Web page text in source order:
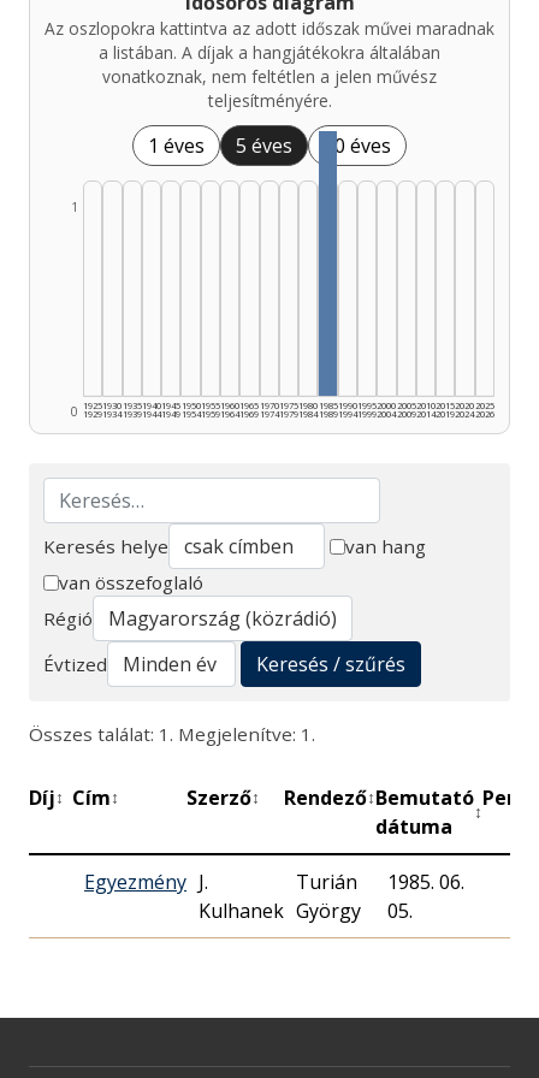
Az oszlopokra kattintva az adott időszak művei maradnak
a listában. A díjak a hangjátékokra általában
vonatkoznak, nem feltétlen a jelen művész
teljesítményére.
1 éves 5 éves 10 éves
0
1
1925
1929
1930
1934
1935
1939
1940
1944
1945
1949
1950
1954
1955
1959
1960
1964
1965
1969
1970
1974
1975
1979
1980
1984
1985
1989
1990
1994
1995
1999
2000
2004
2005
2009
2010
2014
2015
2019
2020
2024
2025
2026
Keresés
Keresés helye
van hang
van összefoglaló
Régió
Évtized
Keresés / szűrés
Összes találat: 1. Megjelenítve: 1.
Díj↕ Cím↕ Szerző↕ Rendező↕Bemutató
dátuma
↕
Perc
Egyezmény J.
Kulhanek
Turián
György
1985. 06.
05.